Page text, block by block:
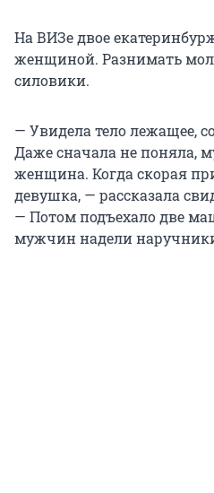
На ВИЗе двое
женщиной. Разнимать
силовики.
— Увидела тело лежащее,
Даже сначала не поняла,
женщина. Когда скорая
девушка, — рассказала
— Потом подъехало две
мужчин надели